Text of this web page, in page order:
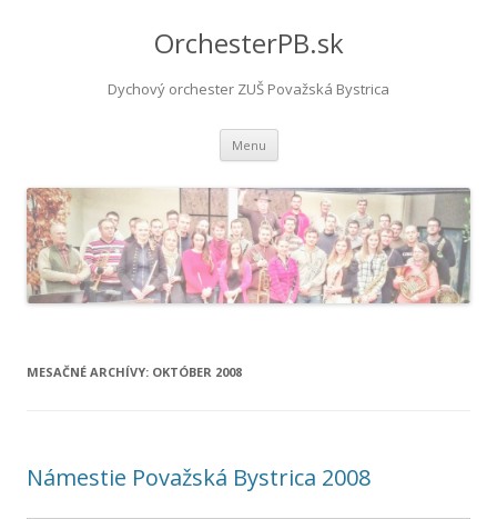
OrchesterPB.sk
Dychový orchester ZUŠ Považská Bystrica
Menu Preskočiť
obsah
MESAČNÉ ARCHÍVY: OKTÓBER 2008
Námestie Považská Bystrica 2008